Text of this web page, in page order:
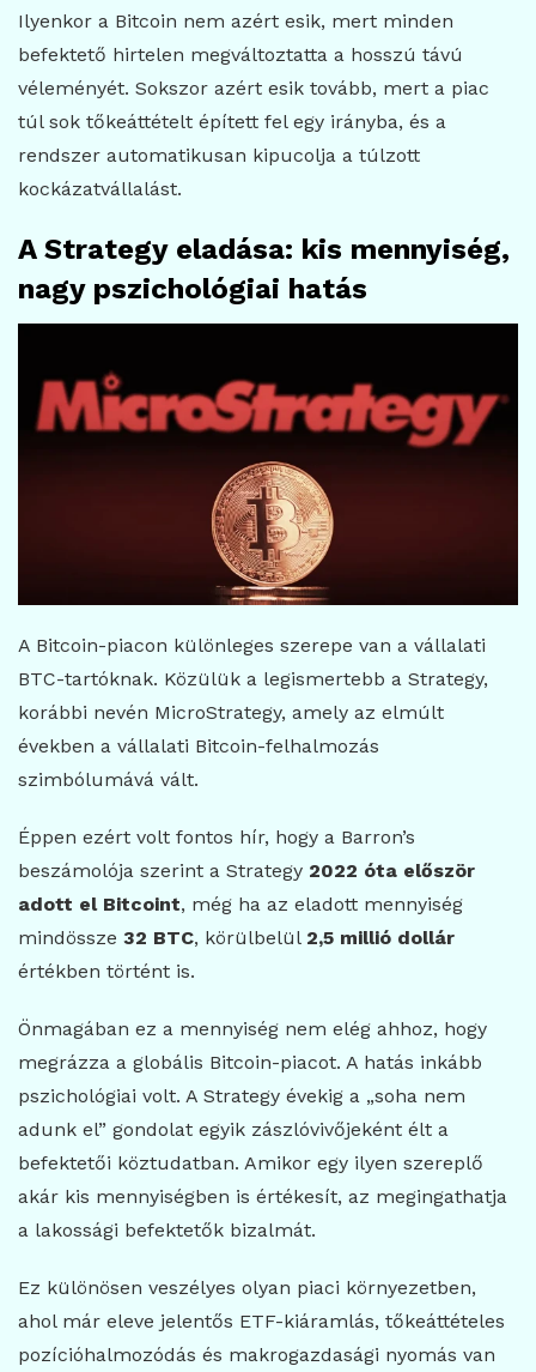
Ilyenkor a Bitcoin nem azért esik, mert minden
befektető hirtelen megváltoztatta a hosszú távú
véleményét. Sokszor azért esik tovább, mert a piac
túl sok tőkeáttételt épített fel egy irányba, és a
rendszer automatikusan kipucolja a túlzott
kockázatvállalást.
A Strategy eladása: kis mennyiség,
nagy pszichológiai hatás
A Bitcoin-piacon különleges szerepe van a vállalati
BTC-tartóknak. Közülük a legismertebb a Strategy,
korábbi nevén MicroStrategy, amely az elmúlt
években a vállalati Bitcoin-felhalmozás
szimbólumává vált.
Éppen ezért volt fontos hír, hogy a Barron’s
beszámolója szerint a Strategy 2022 óta először
adott el Bitcoint, még ha az eladott mennyiség
mindössze 32 BTC, körülbelül 2,5 millió dollár
értékben történt is.
Önmagában ez a mennyiség nem elég ahhoz, hogy
megrázza a globális Bitcoin-piacot. A hatás inkább
pszichológiai volt. A Strategy évekig a „soha nem
adunk el” gondolat egyik zászlóvivőjeként élt a
befektetői köztudatban. Amikor egy ilyen szereplő
akár kis mennyiségben is értékesít, az megingathatja
a lakossági befektetők bizalmát.
Ez különösen veszélyes olyan piaci környezetben,
ahol már eleve jelentős ETF-kiáramlás, tőkeáttételes
pozícióhalmozódás és makrogazdasági nyomás van